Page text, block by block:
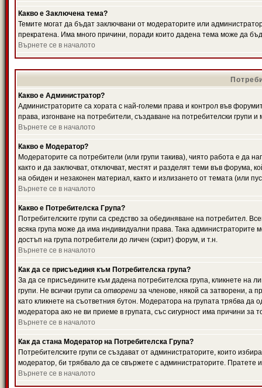
Какво е Заключена тема?
Темите могат да бъдат заключвани от модераторите или
прекратена. Има много причини, поради които дадена тема може да
Върнете се в началото
Какво е Администратор?
Администраторите са хората с най-големи права и контрол във
права, изгонване на потребители, създаване на потребителски групи
Върнете се в началото
Какво е Модератор?
Модераторите са потребители (или групи такива), чиято работа е да
както и да заключват, отключват, местят и разделят теми във форума,
на обиден и незаконен материал, както и излизането от темата (или
Върнете се в началото
Какво е Потребителска Група?
Потребителските групи са средство за обединяване на потребител.
всяка група може да има индивидуални права. Така
достъп на група потребители до личен (скрит) форум, и т.н.
Върнете се в началото
Как да се присъединя към Потребителска група?
За да се присъедините към дадена потребителска група, кликнете на
групи. Не всички групи са отворени за членове, някой са затворени, а
като кликнете на съответния бутон. Модератора на групата трябва
модератора ако не ви приеме в групата, със сигурност има причини за
Върнете се в началото
Как да стана Модератор на Потребителска Група?
Потребителските групи се създават от администраторите, които
модератор, би трябвало да се свържете с администраторите.
Върнете се в началото